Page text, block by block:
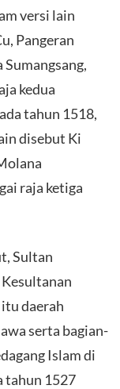
versi lain
Pangeran
kedua
tahun 1518,
disebut Ki
raja ketiga
Sultan
daerah
serta bagian-
Islam di
tahun 1527